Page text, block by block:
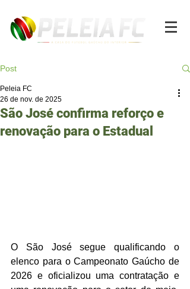
Post
São José confirma reforço e
renovação para o Estadual
Peleia FC
26 de nov. de 2025
O São José segue qualificando o
elenco para o Campeonato Gaúcho de
2026 e oficializou uma contratação e